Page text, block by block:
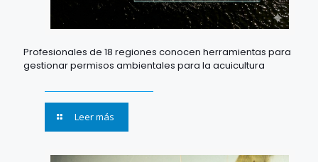
Profesionales de 18 regiones conocen herramientas para
gestionar permisos ambientales para la acuicultura
Leer más